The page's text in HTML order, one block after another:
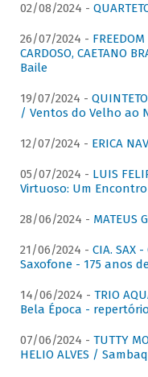
02/08/2024 -
26/07/2024 -
CARDOSO, CAETANO
Baile
19/07/2024 -
/ Ventos do Velho ao
12/07/2024 - ERICA
05/07/2024 - LUIS
Virtuoso: Um
28/06/2024 - MATEUS
21/06/2024 - CIA. SAX -
Saxofone - 175 anos
14/06/2024 - TRIO
Bela Época -
07/06/2024 - TUTTY
HELIO ALVES /